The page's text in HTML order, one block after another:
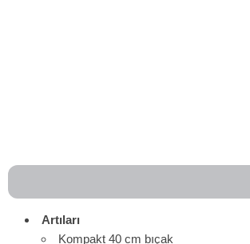
Artıları
Kompakt 40 cm bıçak